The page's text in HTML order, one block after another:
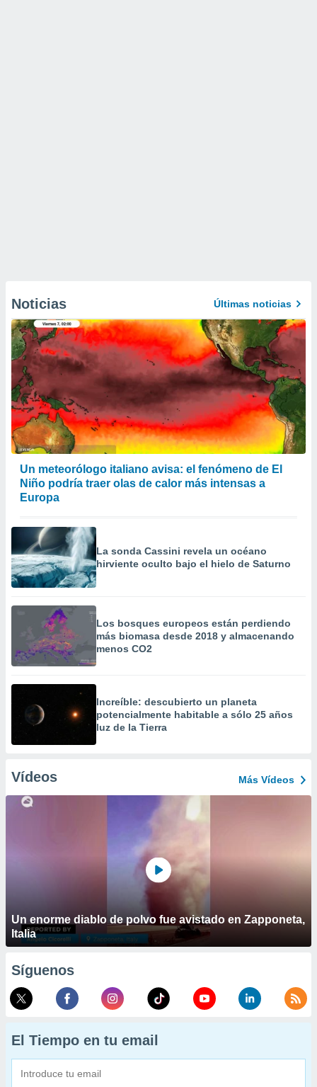
Noticias Últimas noticias
Un meteorólogo italiano avisa: el fenómeno de El
Niño podría traer olas de calor más intensas a
Europa
La sonda Cassini revela un océano
hirviente oculto bajo el hielo de Saturno
Los bosques europeos están perdiendo
más biomasa desde 2018 y almacenando
menos CO2
Increíble: descubierto un planeta
potencialmente habitable a sólo 25 años
luz de la Tierra
Vídeos Más Vídeos
Un enorme diablo de polvo fue avistado en Zapponeta,
Italia
Síguenos
El Tiempo en tu email